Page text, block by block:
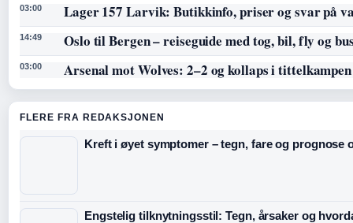
03:00 Lager 157 Larvik: Butikkinfo, priser og svar på
14:49 Oslo til Bergen – reiseguide med tog, bil, fly og
03:00 Arsenal mot Wolves: 2–2 og kollaps i tittelkampen
FLERE FRA REDAKSJONEN
Kreft i øyet symptomer – tegn, fare og prognose
Engstelig tilknytningsstil: Tegn, årsaker og